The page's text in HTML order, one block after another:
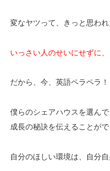
変なヤツって、きっと思われ
いっさい人のせいにせずに、
だから、今、英語ペラペラ
僕らのシェアハウスを選ん
成長の秘訣を伝えることがで
自分のほしい環境は、自分